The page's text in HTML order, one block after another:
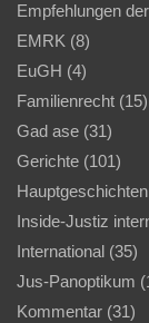
Empfehlungen
EMRK (8)
EuGH (4)
Familienrecht (15)
Gad ase (31)
Gerichte (101)
Hauptgeschichten
Inside-Justiz
International (35)
Jus-Panoptikum
Kommentar (31)